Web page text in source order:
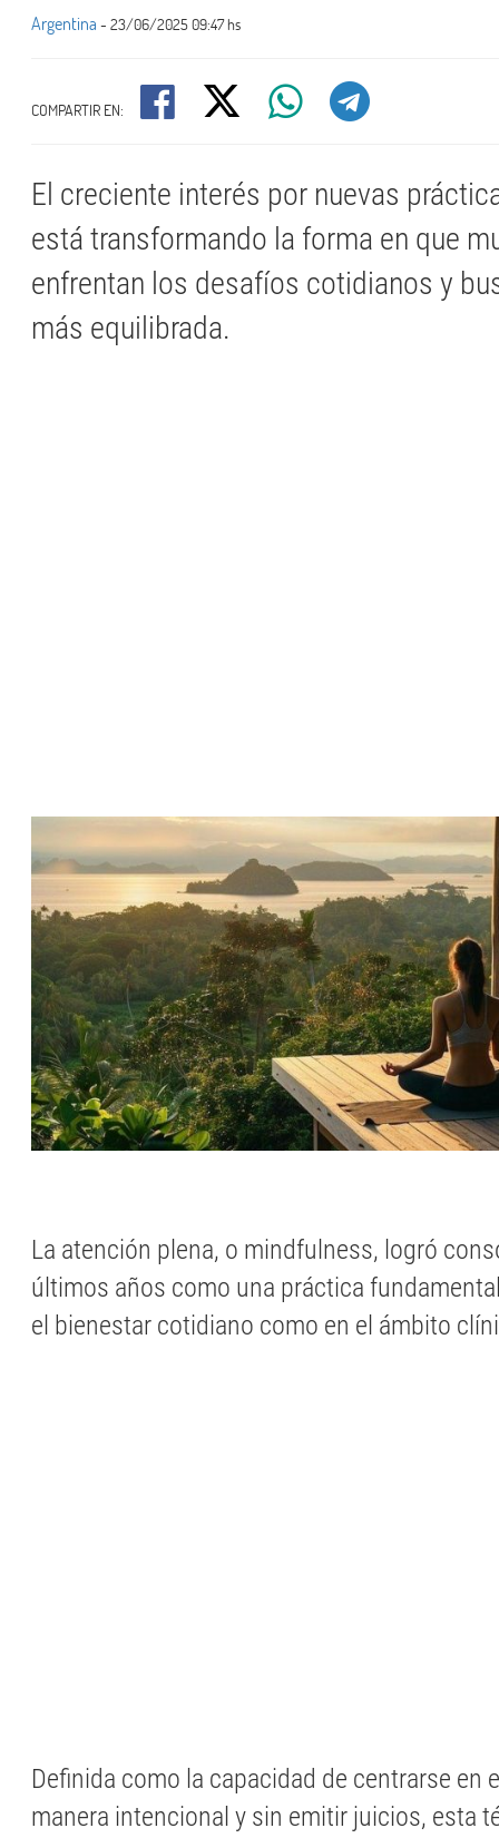
Argentina - 23/06/2025 09:47 hs
COMPARTIR EN:
El creciente interés por nuevas
está transformando la forma en que
enfrentan los desafíos cotidianos y
más equilibrada.
La atención plena, o mindfulness, logró
últimos años como una práctica
el bienestar cotidiano como en el ámbito
Definida como la capacidad de centrarse en
manera intencional y sin emitir juicios, esta